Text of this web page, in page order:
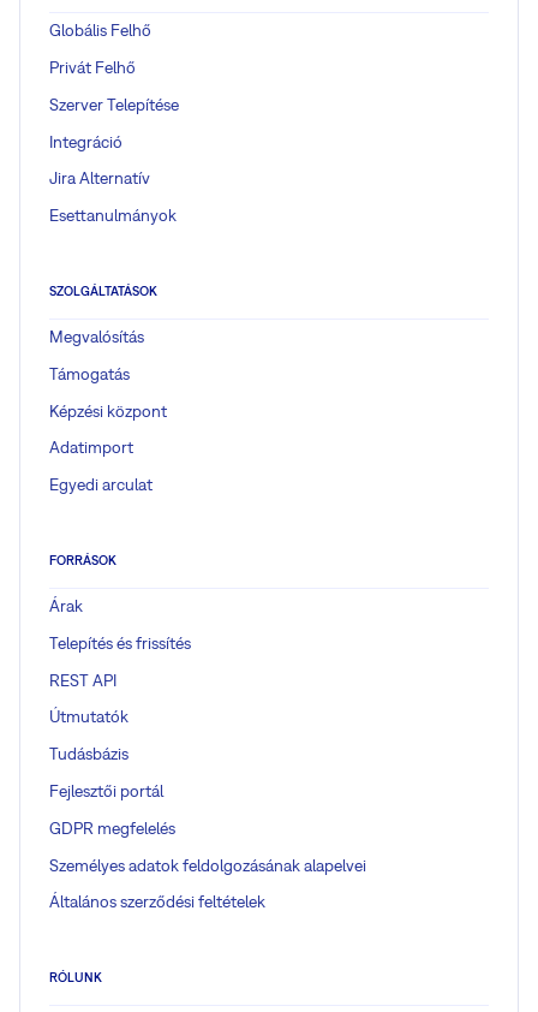
Globális Felhő
Privát Felhő
Szerver Telepítése
Integráció
Jira Alternatív
Esettanulmányok
SZOLGÁLTATÁSOK
Megvalósítás
Támogatás
Képzési központ
Adatimport
Egyedi arculat
FORRÁSOK
Árak
Telepítés és frissítés
REST API
Útmutatók
Tudásbázis
Fejlesztői portál
GDPR megfelelés
Személyes adatok feldolgozásának alapelvei
Általános szerződési feltételek
RÓLUNK